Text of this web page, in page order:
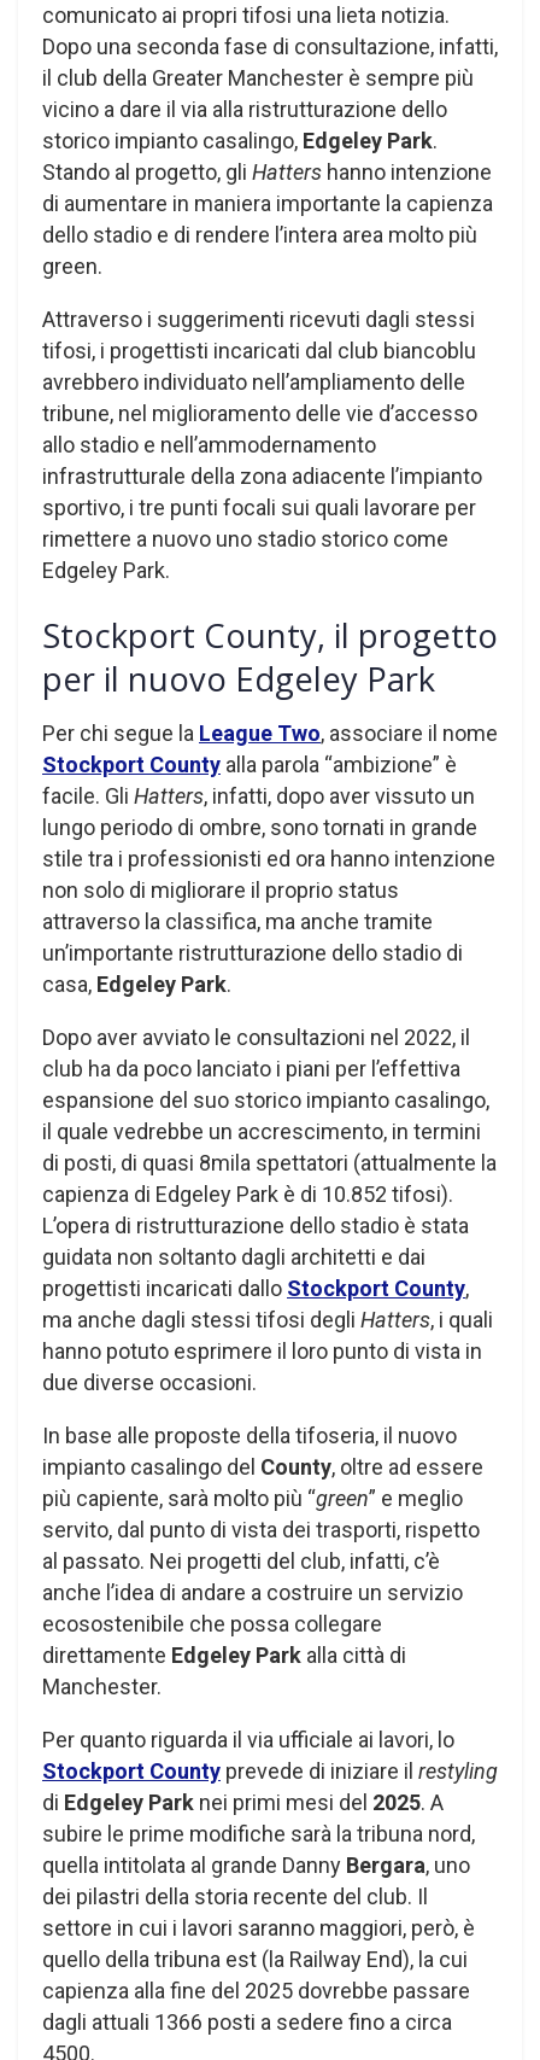
comunicato ai propri tifosi una lieta notizia.
Dopo una seconda fase di consultazione, infatti,
il club della Greater Manchester è sempre più
vicino a dare il via alla ristrutturazione dello
storico impianto casalingo, Edgeley Park.
Stando al progetto, gli Hatters hanno intenzione
di aumentare in maniera importante la capienza
dello stadio e di rendere l’intera area molto più
green.
Attraverso i suggerimenti ricevuti dagli stessi
tifosi, i progettisti incaricati dal club biancoblu
avrebbero individuato nell’ampliamento delle
tribune, nel miglioramento delle vie d’accesso
allo stadio e nell’ammodernamento
infrastrutturale della zona adiacente l’impianto
sportivo, i tre punti focali sui quali lavorare per
rimettere a nuovo uno stadio storico come
Edgeley Park.
Stockport County, il progetto
per il nuovo Edgeley Park
Per chi segue la League Two, associare il nome
Stockport County alla parola “ambizione” è
facile. Gli Hatters, infatti, dopo aver vissuto un
lungo periodo di ombre, sono tornati in grande
stile tra i professionisti ed ora hanno intenzione
non solo di migliorare il proprio status
attraverso la classifica, ma anche tramite
un’importante ristrutturazione dello stadio di
casa, Edgeley Park.
Dopo aver avviato le consultazioni nel 2022, il
club ha da poco lanciato i piani per l’effettiva
espansione del suo storico impianto casalingo,
il quale vedrebbe un accrescimento, in termini
di posti, di quasi 8mila spettatori (attualmente la
capienza di Edgeley Park è di 10.852 tifosi).
L’opera di ristrutturazione dello stadio è stata
guidata non soltanto dagli architetti e dai
progettisti incaricati dallo Stockport County,
ma anche dagli stessi tifosi degli Hatters, i quali
hanno potuto esprimere il loro punto di vista in
due diverse occasioni.
In base alle proposte della tifoseria, il nuovo
impianto casalingo del County, oltre ad essere
più capiente, sarà molto più “green” e meglio
servito, dal punto di vista dei trasporti, rispetto
al passato. Nei progetti del club, infatti, c’è
anche l’idea di andare a costruire un servizio
ecosostenibile che possa collegare
direttamente Edgeley Park alla città di
Manchester.
Per quanto riguarda il via ufficiale ai lavori, lo
Stockport County prevede di iniziare il restyling
di Edgeley Park nei primi mesi del 2025. A
subire le prime modifiche sarà la tribuna nord,
quella intitolata al grande Danny Bergara, uno
dei pilastri della storia recente del club. Il
settore in cui i lavori saranno maggiori, però, è
quello della tribuna est (la Railway End), la cui
capienza alla fine del 2025 dovrebbe passare
dagli attuali 1366 posti a sedere fino a circa
4500.